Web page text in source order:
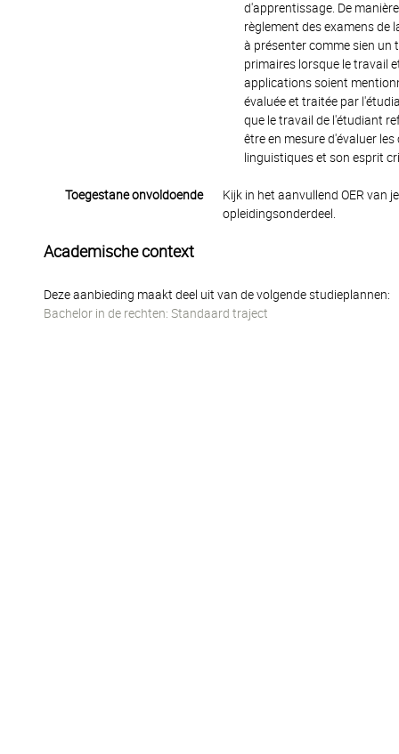
d'apprentissage. De
règlement des examens de
à présenter comme sien un
primaires lorsque le travail
applications soient
évaluée et traitée par
que le travail de l'étudiant
être en mesure d'évaluer
linguistiques et son esprit
Toegestane onvoldoende
Kijk in het aanvullend OER van
opleidingsonderdeel.
Academische context
Deze aanbieding maakt deel uit van de volgende studieplannen:
Bachelor in de rechten: Standaard traject